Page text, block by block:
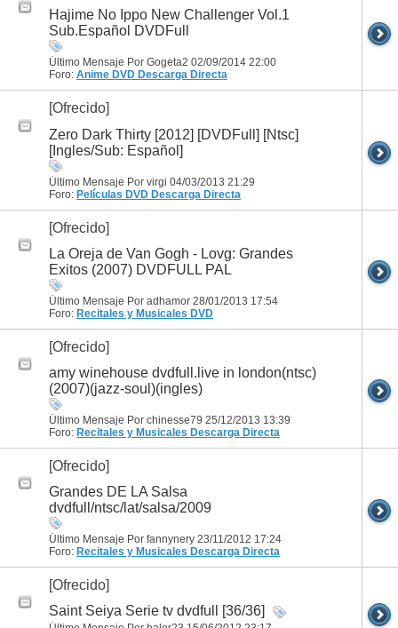
Hajime No Ippo New Challenger Vol.1
Sub.Español DVDFull
Último Mensaje Por Gogeta2 02/09/2014 22:00
Foro: Anime DVD Descarga Directa
[Ofrecido]
Zero Dark Thirty [2012] [DVDFull] [Ntsc]
[Ingles/Sub: Español]
Último Mensaje Por virgi 04/03/2013 21:29
Foro: Películas DVD Descarga Directa
[Ofrecido]
La Oreja de Van Gogh - Lovg: Grandes
Exitos (2007) DVDFULL PAL
Último Mensaje Por adhamor 28/01/2013 17:54
Foro: Recitales y Musicales DVD
[Ofrecido]
amy winehouse dvdfull.live in london(ntsc)
(2007)(jazz-soul)(ingles)
Último Mensaje Por chinesse79 25/12/2013 13:39
Foro: Recitales y Musicales Descarga Directa
[Ofrecido]
Grandes DE LA Salsa
dvdfull/ntsc/lat/salsa/2009
Último Mensaje Por fannynery 23/11/2012 17:24
Foro: Recitales y Musicales Descarga Directa
[Ofrecido]
Saint Seiya Serie tv dvdfull [36/36]